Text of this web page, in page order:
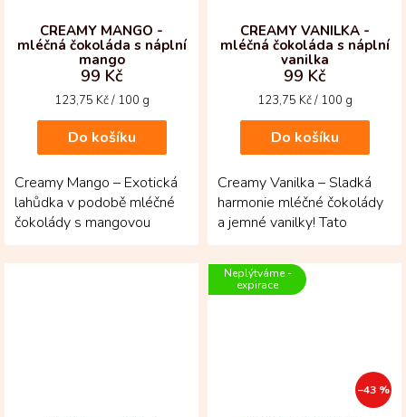
CREAMY MANGO -
mléčná čokoláda s náplní
mango
99 Kč
Měrná
123,75 Kč / 100 g
Do košíku
Creamy Mango – Exotická
lahůdka v podobě mléčné
čokolády s mangovou
náplní! Mléčná 35%
čokoláda z kolumbijských...
CREAMY VANILKA -
mléčná čokoláda s náplní
vanilka
99 Kč
Měrná
123,75 Kč / 100 g
Do košíku
Creamy Vanilka – Sladká
harmonie mléčné čokolády
a jemné vanilky! Tato
mléčná čokoláda se spojuje
s krémovou...
Neplýtváme -
expirace
–43 %